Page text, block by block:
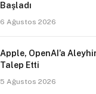
Başladı
6 Ağustos 2026
Apple, OpenAI’a
Talep Etti
5 Ağustos 2026